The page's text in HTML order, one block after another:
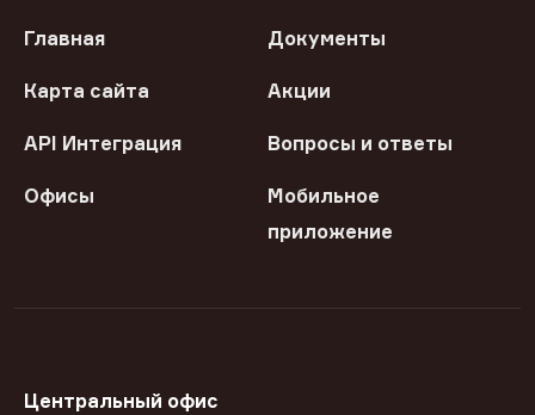
Главная Документы
Карта сайта Акции
API Интеграция Вопросы и ответы
Офисы
Мобильное
приложение
Центральный офис